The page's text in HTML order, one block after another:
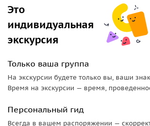
Мы посетим два островка
Арагонский замок,
посетить, отсюда открываются
Искья. Другой островок — Сант-Анджело
знаменитыми фумаролами.
Любителям райских уголков надо
На территории площадью в 2 гектара
видов экзотических и редких
Это
индивидуальная
экскурсия
Только ваша группа
На экскурсии будете только вы, ваши
Время на экскурсии — время,
Персональный гид
Всегда в вашем распоряжении —